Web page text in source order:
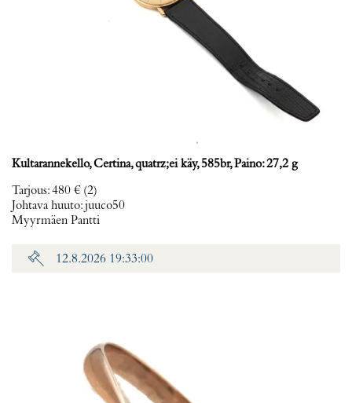
Kultarannekello, Certina, quatrz;ei käy, 585br, Paino: 27,2 g
Tarjous:480 € (2)
Johtava huuto:juuco50
Myyrmäen Pantti
12.8.2026 19:33:00